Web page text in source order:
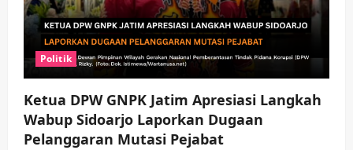
Politik
Ketua DPW GNPK Jatim Apresiasi Langkah
Wabup Sidoarjo Laporkan Dugaan
Pelanggaran Mutasi Pejabat